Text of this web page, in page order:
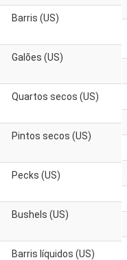
Barris (US)
Galões (US)
Quartos secos (US)
Pintos secos (US)
Pecks (US)
Bushels (US)
Barris líquidos (US)